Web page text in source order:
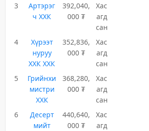
3
Артэрэг
ч ХХК
392,040,
000 ₮
Хас
агд
сан
4
Хүрээт
нуруу
ХХК ХХК
352,836,
000 ₮
Хас
агд
сан
5
Грийнхи
мистри
ХХК
368,280,
000 ₮
Хас
агд
сан
6
Десерт
мийт
440,640,
000 ₮
Хас
агд